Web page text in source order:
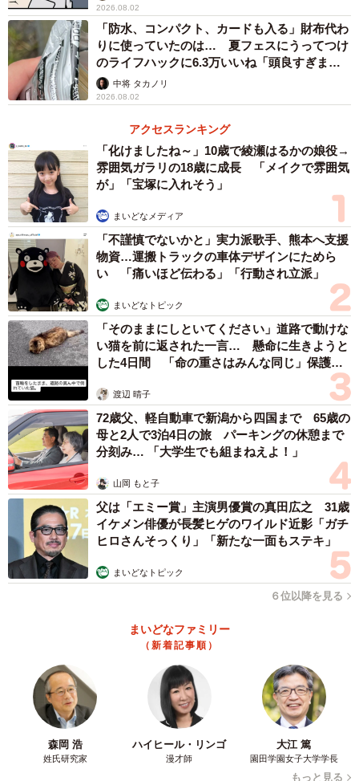
2026.08.02
「防水、コンパクト、カードも入る」財布代わ
りに使っていたのは… 夏フェスにうってつけ
のライフハックに6.3万いいね「頭良すぎま
す」中将 タカノリ
2026.08.02
アクセスランキング
「化けましたね～」10歳で綾瀬はるかの娘役→
雰囲気ガラリの18歳に成長 「メイクで雰囲気
が」「宝塚に入れそう」
まいどなメディア
「不謹慎でないかと」実力派歌手、熊本へ支援
物資…運搬トラックの車体デザインにためら
い 「痛いほど伝わる」「行動され立派」
まいどなトピック
「そのままにしといてください」道路で動けな
い猫を前に返された一言… 懸命に生きようと
した4日間 「命の重さはみんな同じ」保護団
渡辺 晴子
72歳父、軽自動車で新潟から四国まで 65歳の
母と2人で3泊4日の旅 パーキングの休憩まで
分刻み… 「大学生でも組まねえよ！」
山岡 もと子
父は「エミー賞」主演男優賞の真田広之 31歳
イケメン俳優が長髪ヒゲのワイルド近影「ガチ
ヒロさんそっくり」「新たな一面もステキ」
まいどなトピック
６位以降を見る
まいどなファミリー
（新着記事順）
森岡 浩
姓氏研究家
ハイヒール・リンゴ
漫才師
大江 篤
園田学園女子大学学長
もっと見る